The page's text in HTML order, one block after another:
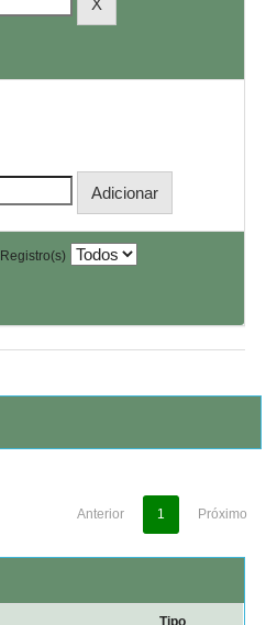
Registro(s)
Anterior 1 Próximo
Tipo